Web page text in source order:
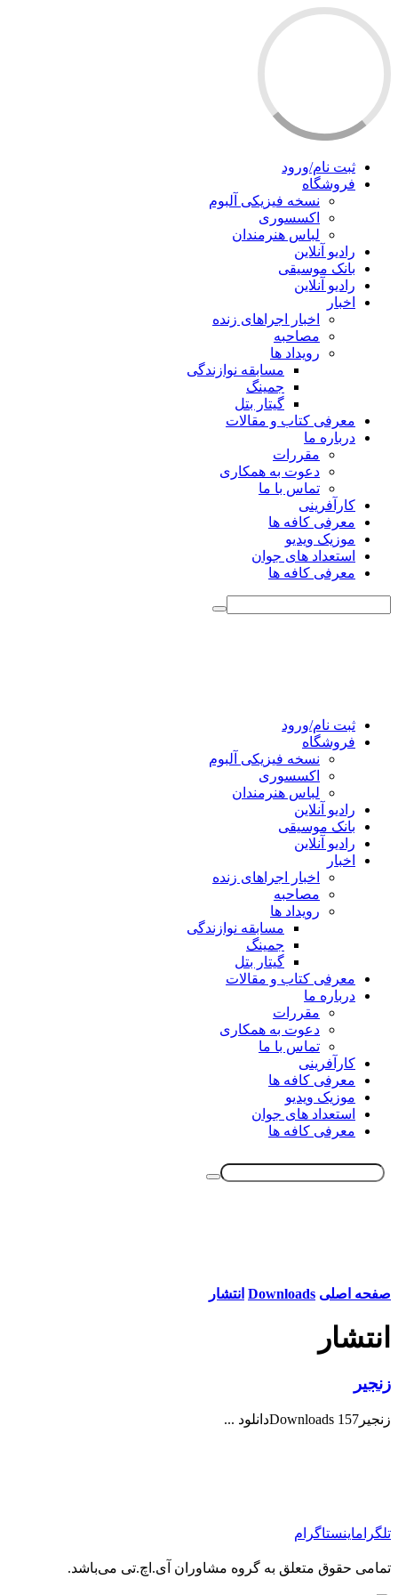
ثبت نام/ورود
فروشگاه
نسخه فیزیکی آلبوم
اکسسوری
لباس هنرمندان
رادیو آنلاین
بانک موسیقی
رادیو آنلاین
اخبار
اخبار اجراهای زنده
مصاحبه
رویداد ها
مسابقه نوازندگی
جمینگ
گیتار بتل
معرفی کتاب و مقالات
درباره ما
مقررات
دعوت به همکاری
تماس با ما
کارآفرینی
معرفی کافه ها
موزیک ویدیو
استعداد های جوان
معرفی کافه ها
ثبت نام/ورود
فروشگاه
نسخه فیزیکی آلبوم
اکسسوری
لباس هنرمندان
رادیو آنلاین
بانک موسیقی
رادیو آنلاین
اخبار
اخبار اجراهای زنده
مصاحبه
رویداد ها
مسابقه نوازندگی
جمینگ
گیتار بتل
معرفی کتاب و مقالات
درباره ما
مقررات
دعوت به همکاری
تماس با ما
کارآفرینی
معرفی کافه ها
موزیک ویدیو
استعداد های جوان
معرفی کافه ها
صفحه اصلی Downloads انتشار
انتشار
زنجیر
زنجیر157 Downloadsدانلود ...
تلگراماینستاگرام
تمامی حقوق متعلق به گروه مشاوران آی.اچ.تی می‌باشد.